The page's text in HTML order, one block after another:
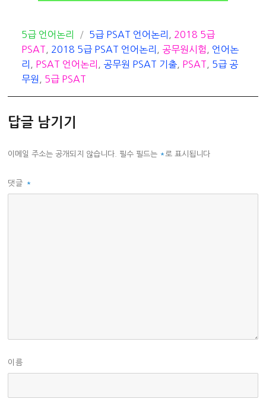
카
테
고
리
5급 언어논리
태
그
5급 PSAT 언어논리
2018 5급
PSAT
2018 5급 PSAT 언어논리 공무원시험
언어논
리
PSAT 언어논리 공무원 PSAT 기출 PSAT
5급 공
무원
5급 PSAT
답글 남기기
이메일 주소는 공개되지 않습니다. 필수 필드는 * 로 표시됩니다
댓글 *
이름